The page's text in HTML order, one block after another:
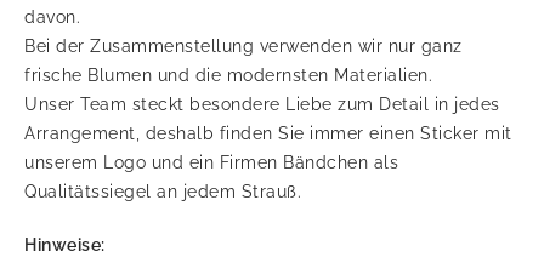
davon.
Bei der Zusammenstellung verwenden wir nur ganz
frische Blumen und die modernsten Materialien.
Unser Team steckt besondere Liebe zum Detail in jedes
Arrangement, deshalb finden Sie immer einen Sticker mit
unserem Logo und ein Firmen Bändchen als
Qualitätssiegel an jedem Strauß.
Hinweise: